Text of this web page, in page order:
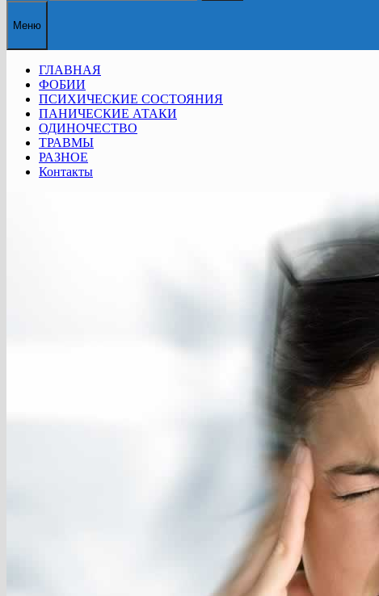
Меню
ГЛАВНАЯ
ФОБИИ
ПСИХИЧЕСКИЕ СОСТОЯНИЯ
ПАНИЧЕСКИЕ АТАКИ
ОДИНОЧЕСТВО
ТРАВМЫ
РАЗНОЕ
Контакты